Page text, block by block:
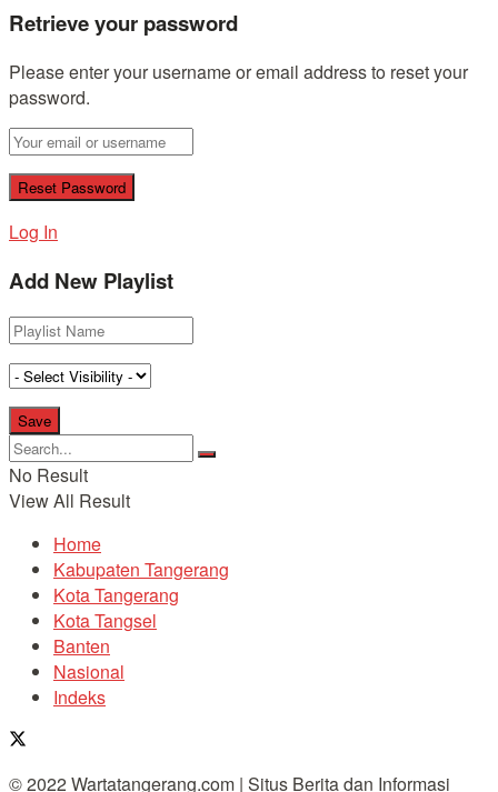
Retrieve your password
Please enter your username or email address to reset your
password.
Log In
Add New Playlist
No Result
View All Result
Home
Kabupaten Tangerang
Kota Tangerang
Kota Tangsel
Banten
Nasional
Indeks
© 2022 Wartatangerang.com | Situs Berita dan Informasi